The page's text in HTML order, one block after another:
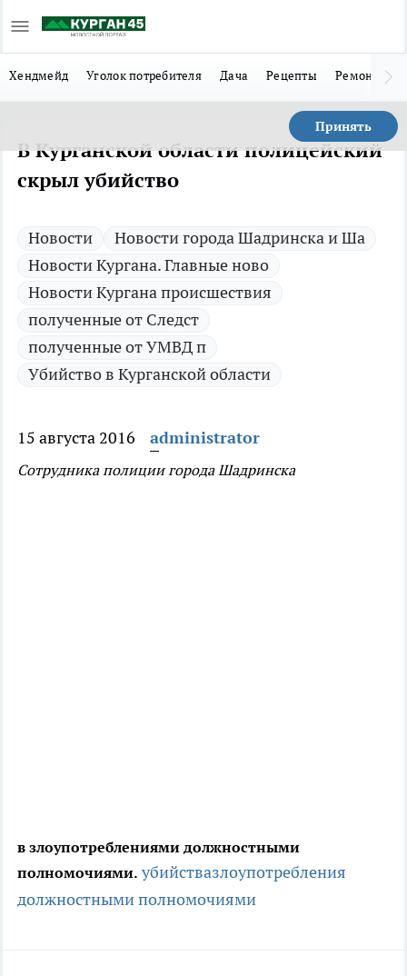
Хендмейд Уголок потребителя Дача Рецепты Ремонт
Принять
В Курганской области полицейский
скрыл убийство
Новости
Новости города Шадринска и Ша
Новости Кургана. Главные ново
Новости Кургана происшествия
полученные от Следст
полученные от УМВД п
Убийство в Курганской области
15 августа 2016 administrator
Сотрудника полиции города Шадринска
в злоупотреблениями должностными
полномочиями. убийствазлоупотребления
должностными полномочиями